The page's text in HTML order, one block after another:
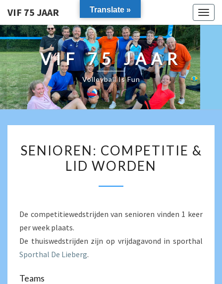
VIF 75 JAAR
VIF 75 JAAR
Volleyball Is Fun
COMPETITIE
&
SENIOREN: COMPETITIE &
LID WORDEN
De competitiewedstrijden van senioren vinden 1 keer
per week plaats.
De thuiswedstrijden zijn op vrijdagavond in sporthal
Sporthal De Lieberg.
Teams
Translate »